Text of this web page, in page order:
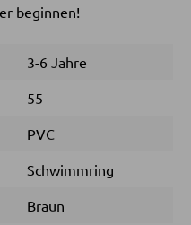
beginnen!
3-6 Jahre
55
PVC
Schwimmring
Braun